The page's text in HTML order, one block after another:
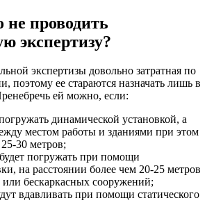
не проводить
экспертизу?
экспертизы довольно затратная по
поэтому ее стараются назначать лишь в
ей можно, если:
динамической установкой, а
местом работы и зданиями при этом
30 метров;
погружать при помощи
на расстоянии более чем 20-25 метров
или бескаркасных сооружений;
вдавливать при помощи статического